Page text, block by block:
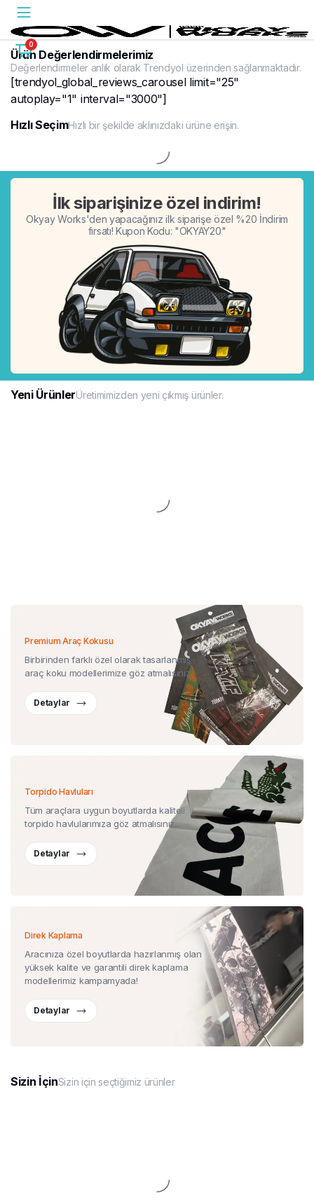
0
Ürün Değerlendirmelerimiz
Değerlendirmeler anlık olarak Trendyol üzerinden sağlanmaktadır.
[trendyol_global_reviews_carousel limit="25"
autoplay="1" interval="3000"]
Hızlı SeçimHızlı bir şekilde aklınızdaki ürüne erişin.
İlk siparişinize özel indirim!
Okyay Works'den yapacağınız ilk siparişe özel %20 İndirim
fırsatı! Kupon Kodu: "OKYAY20"
%20
Yeni ÜrünlerÜretimimizden yeni çıkmış ürünler.
Premium Araç Kokusu
Birbirinden farklı özel olarak tasarlanmış
araç koku modellerimize göz atmalısınız.
Detaylar
Torpido Havluları
Tüm araçlara uygun boyutlarda kaliteli
torpido havlularımıza göz atmalısınız.
Detaylar
Direk Kaplama
Aracınıza özel boyutlarda hazırlanmış olan
yüksek kalite ve garantili direk kaplama
modellerimiz kampamyada!
Detaylar
Sizin İçinSizin için seçtiğimiz ürünler